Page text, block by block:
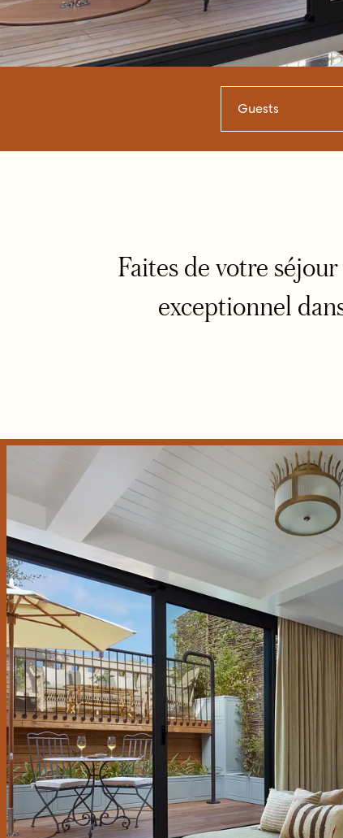
Guests
Faites de votre
exceptionnel